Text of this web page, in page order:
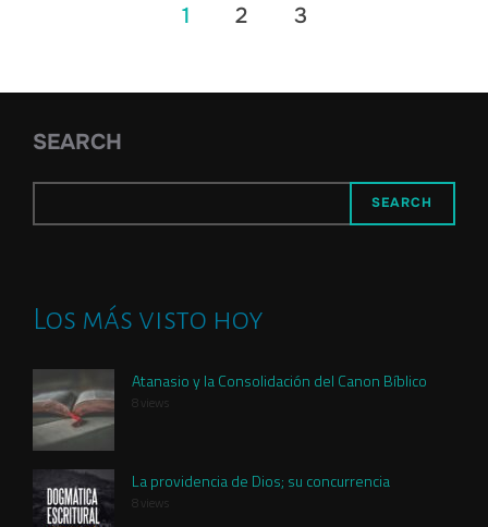
1 2 3
SEARCH
SEARCH
Los más visto hoy
Atanasio y la Consolidación del Canon Bíblico
8 views
La providencia de Dios; su concurrencia
8 views